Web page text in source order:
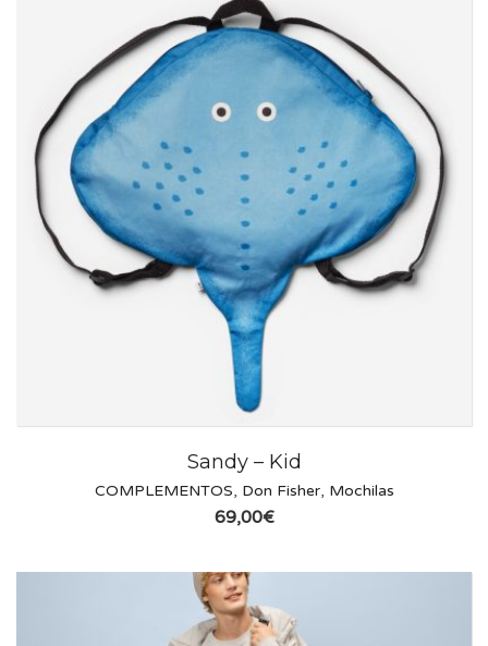
Sandy – Kid
COMPLEMENTOS, Don Fisher, Mochilas
69,00€